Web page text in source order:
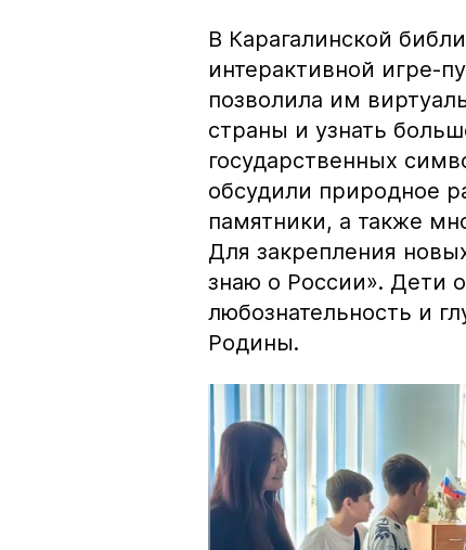
В Карагалинской
интерактивной игре-
позволила им
страны и узнать
государственных
обсудили природное
памятники, а также
Для закрепления
знаю о России». Дети
любознательность и
Родины.